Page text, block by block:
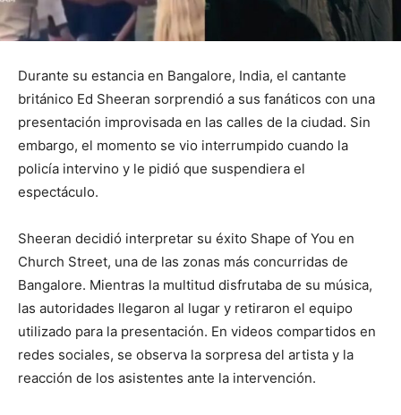
Durante su estancia en Bangalore, India, el cantante
británico Ed Sheeran sorprendió a sus fanáticos con una
presentación improvisada en las calles de la ciudad. Sin
embargo, el momento se vio interrumpido cuando la
policía intervino y le pidió que suspendiera el
espectáculo.
Sheeran decidió interpretar su éxito Shape of You en
Church Street, una de las zonas más concurridas de
Bangalore. Mientras la multitud disfrutaba de su música,
las autoridades llegaron al lugar y retiraron el equipo
utilizado para la presentación. En videos compartidos en
redes sociales, se observa la sorpresa del artista y la
reacción de los asistentes ante la intervención.